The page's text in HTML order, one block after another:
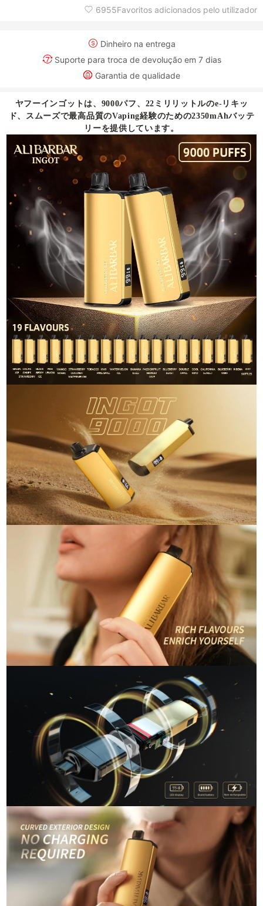
6955Favoritos adicionados pelo utilizador
Dinheiro na entrega
Suporte para troca de devolução em 7 dias
Garantia de qualidade
ヤフーインゴットは、9000パフ、22ミリリットルのe-リキッ
ド、スムーズで最高品質のVaping経験のための2350mAhバッテ
リーを提供しています。